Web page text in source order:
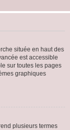
située en haut des
est accessible
sur toutes les pages
graphiques
plusieurs termes